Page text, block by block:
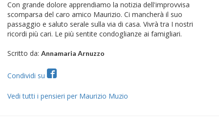
Con grande dolore apprendiamo la notizia dell'improvvisa
scomparsa del caro amico Maurizio. Ci mancherà il suo
passaggio e saluto serale sulla via di casa. Vivrà tra I nostri
ricordi più cari. Le più sentite condoglianze ai famigliari.
Scritto da: Annamaria Arnuzzo
Condividi su
Vedi tutti i pensieri per Maurizio Muzio